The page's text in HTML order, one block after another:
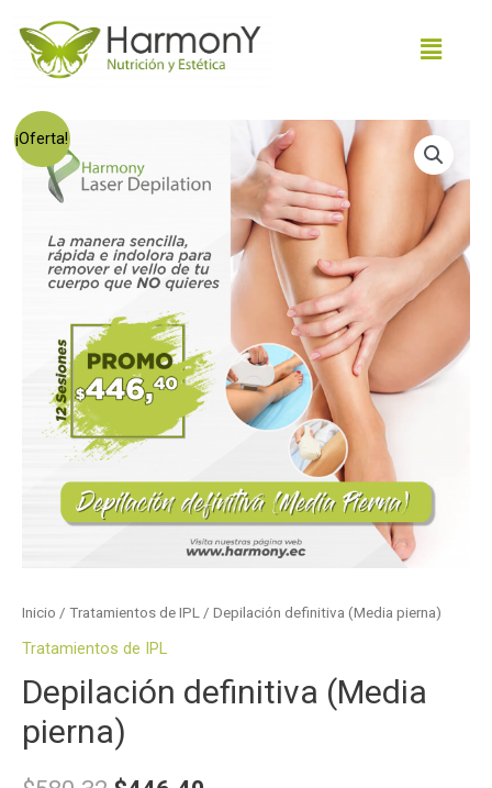
¡Oferta!
Inicio / Tratamientos de IPL / Depilación definitiva (Media pierna)
Tratamientos de IPL
Depilación definitiva (Media
pierna)